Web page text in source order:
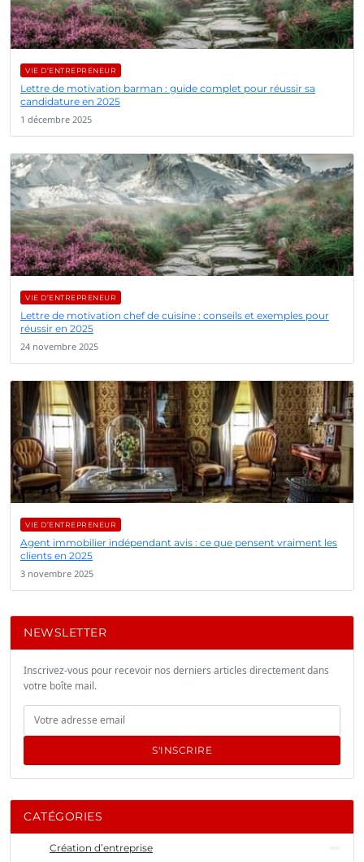
VIE D’ENTREPRENEUR
Lettre de motivation barman : guide complet pour réussir sa
candidature en 2025
1 décembre 2025
VIE D’ENTREPRENEUR
Lettre de motivation chef de cuisine : conseils et exemples pour
réussir en 2025
24 novembre 2025
VIE D’ENTREPRENEUR
Agent immobilier indépendant avis : ce que pensent vraiment les
clients en 2025
3 novembre 2025
NEWSLETTER
Inscrivez-vous pour recevoir nos derniers articles directement dans
votre boîte mail.
S'INSCRIRE
CATÉGORIES
Création d’entreprise